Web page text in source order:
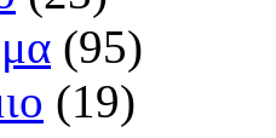
(95)
(19)